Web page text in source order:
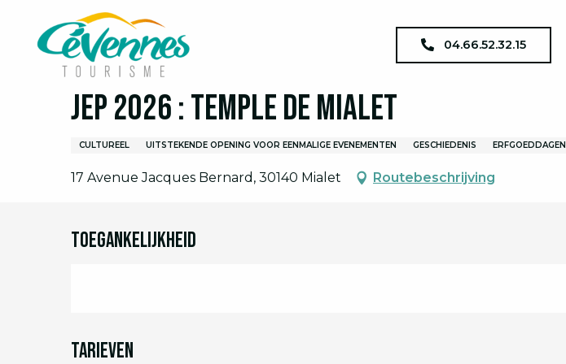
contenu
04.66.52.32.15
Home Ik ben ter plaatse
19 september > 20 september
JEP 2026 : Temple de Mialet
CULTUREEL UITSTEKENDE OPENING VOOR EENMALIGE EVENEMENTEN GESCHIEDENIS ERFGOEDDAGEN
17 Avenue Jacques Bernard, 30140 Mialet Routebeschrijving
Toegankelijkheid
Tarieven